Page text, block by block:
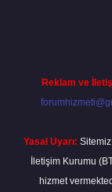
Reklam ve
Yasal Uyarı:
İletişim Kurumu
hizmet